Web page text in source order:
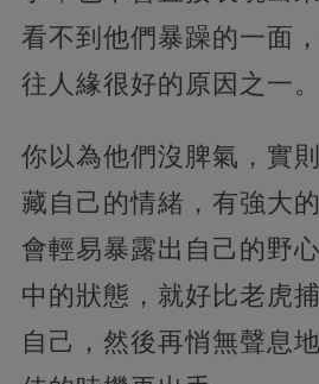
看不到他們暴躁的一面
往人緣很好的原因之一。
你以為他們沒脾氣，實
藏自己的情緒，有強大
會輕易暴露出自己的野
中的狀態，就好比老虎
自己，然後再悄無聲息